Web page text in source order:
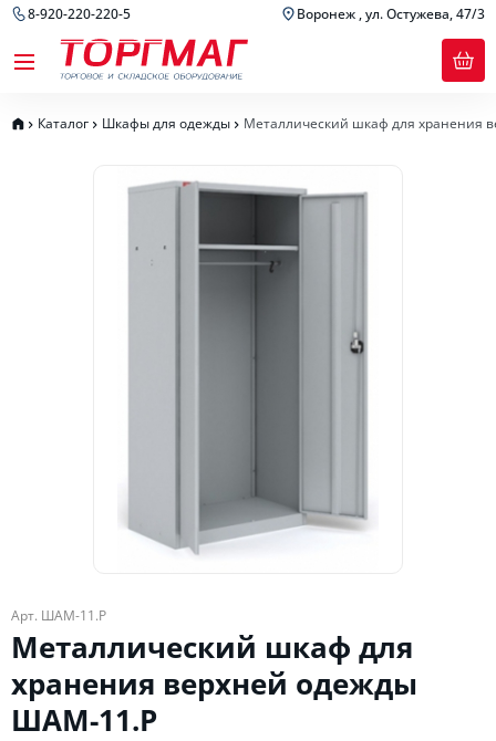
8-920-220-220-5 Воронеж , ул. Остужева, 47/3
Каталог Шкафы для одежды Металлический шкаф для хранения
Арт. ШАМ-11.Р
Металлический шкаф для
хранения верхней одежды
ШАМ-11.Р